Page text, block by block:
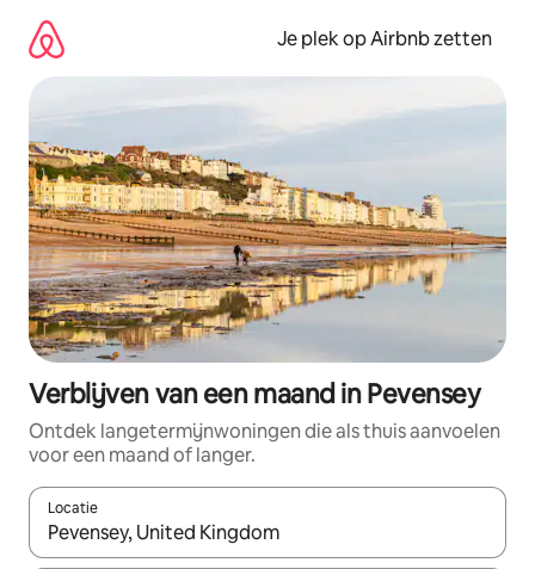
direct
naar
inhoud
Je plek op Airbnb zetten
Verblijven van een maand in Pevensey
Ontdek langetermijnwoningen die als thuis aanvoelen
voor een maand of langer.
Locatie
Wanneer er resultaten beschikbaar zijn, maak je een keuze